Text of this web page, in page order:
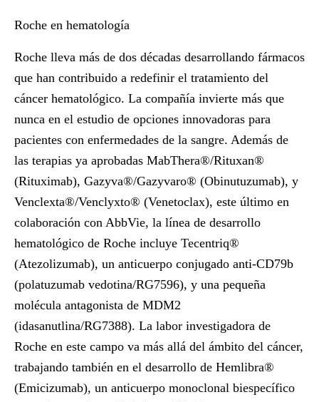
Roche en hematología
Roche lleva más de dos décadas desarrollando fármacos
que han contribuido a redefinir el tratamiento del
cáncer hematológico. La compañía invierte más que
nunca en el estudio de opciones innovadoras para
pacientes con enfermedades de la sangre. Además de
las terapias ya aprobadas MabThera®/Rituxan®
(Rituximab), Gazyva®/Gazyvaro® (Obinutuzumab), y
Venclexta®/Venclyxto® (Venetoclax), este último en
colaboración con AbbVie, la línea de desarrollo
hematológico de Roche incluye Tecentriq®
(Atezolizumab), un anticuerpo conjugado anti-CD79b
(polatuzumab vedotina/RG7596), y una pequeña
molécula antagonista de MDM2
(idasanutlina/RG7388). La labor investigadora de
Roche en este campo va más allá del ámbito del cáncer,
trabajando también en el desarrollo de Hemlibra®
(Emicizumab), un anticuerpo monoclonal biespecífico